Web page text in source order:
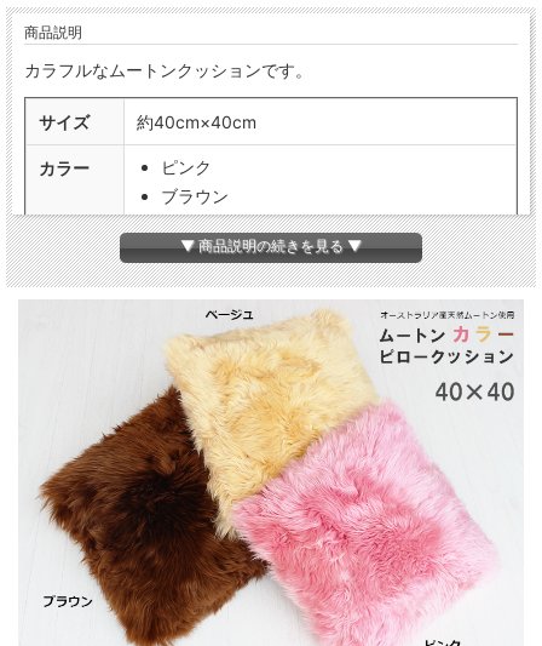
商品説明
カラフルなムートンクッションです。
サイズ 約40cm×40cm
カラー
ピンク
ブラウン
ベージュ
毛長 約50～70mm
オーストラリア産
表地 羊毛皮100％
中綿 ポリエステル綿100％
裏地 ポリエステル100％マイクロスエード
製造 中国
※当店は複数店舗で在庫を共有しているため、稀
に在庫切れでもすぐページ上に反映されずご注
文可能になっていることがございます。
その際にはご迷惑をおかけいたしますがご了承
▼ 商品説明の続きを見る ▼